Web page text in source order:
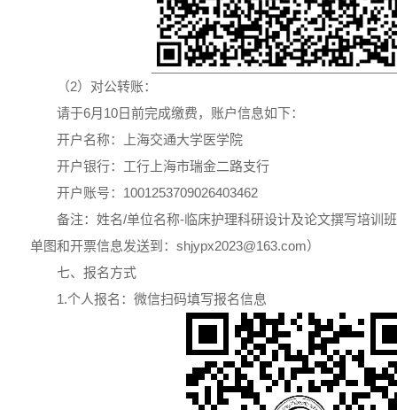
（2）对公转账：
请于6月10日前完成缴费，账户信息如下：
开户名称：上海交通大学医学院
开户银行：工行上海市瑞金二路支行
开户账号：1001253709026403462
备注：姓名/单位名称-临床护理科研设计及论文撰写培训
单图和开票信息发送到：shjypx2023@163.com）
七、报名方式
1.个人报名：微信扫码填写报名信息